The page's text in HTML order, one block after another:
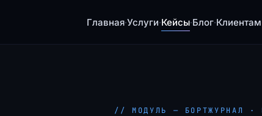
Главная·Услуги·Кейсы·Блог·Клиентам
// МОДУЛЬ — БОРТЖУРНАЛ ·